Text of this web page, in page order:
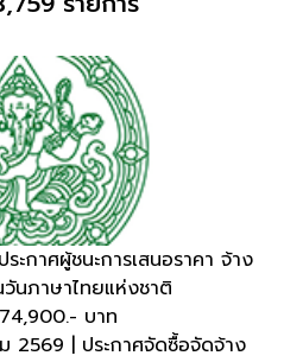
ะกาศผู้ชนะการเสนอราคา จ้าง
วันภาษาไทยแห่งชาติ
บาท
| ประกาศจัดซื้อจัดจ้าง